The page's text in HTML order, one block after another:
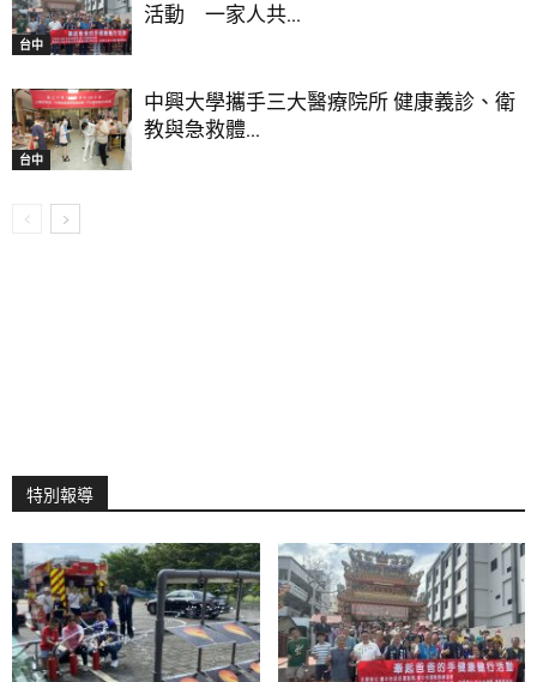
台中
活動 一家人共...
台中
中興大學攜手三大醫療院所 健康義診、衛
教與急救體...
特別報導